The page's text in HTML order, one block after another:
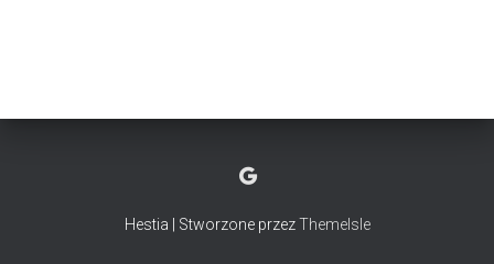
Hestia | Stworzone przezThemeIsle